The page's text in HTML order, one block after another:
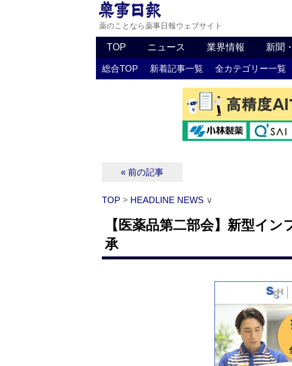
薬のことなら薬事日報ウェブサイト
TOP ニュース 業界情報 新聞
総合TOP 新着記事一覧 全カテゴリー一覧
« 前の記事
TOP > HEADLINE NEWS ∨
【医薬品第二部会】新型イ
承